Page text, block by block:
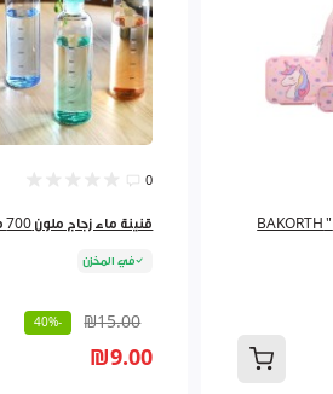
طقم شنطة كرتونة 16.5" BAKORTH
0
قنينة ماء زجاج ملون 700 مل 9262384
في المخزن
₪15.00
-40%
₪9.00